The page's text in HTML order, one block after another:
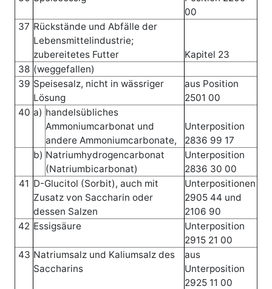
00
37 Rückstände und Abfälle der
Lebensmittelindustrie;
zubereitetes Futter
Kapitel 23
38 (weggefallen)
39 Speisesalz, nicht in wässriger
Lösung
aus Position
2501 00
40 a) handelsübliches
Ammoniumcarbonat und
andere Ammoniumcarbonate,
Unterposition
2836 99 17
b) Natriumhydrogencarbonat
(Natriumbicarbonat)
Unterposition
2836 30 00
41 D-Glucitol (Sorbit), auch mit
Zusatz von Saccharin oder
dessen Salzen
Unterpositionen
2905 44 und
2106 90
42 Essigsäure
Unterposition
2915 21 00
43 Natriumsalz und Kaliumsalz des
Saccharins
aus
Unterposition
2925 11 00